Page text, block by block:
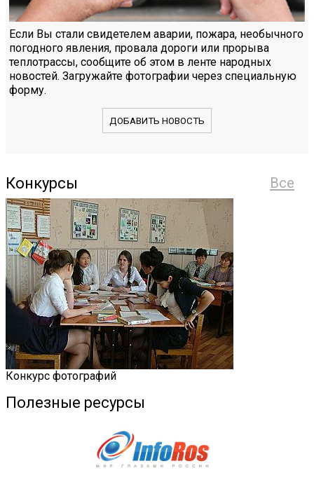
Если Вы стали свидетелем аварии, пожара, необычного
погодного явления, провала дороги или прорыва
теплотрассы, сообщите об этом в ленте народных
новостей. Загружайте фотографии через специальную
форму.
ДОБАВИТЬ НОВОСТЬ
Все
Конкурсы
Конкурс фотографий
Полезные ресурсы